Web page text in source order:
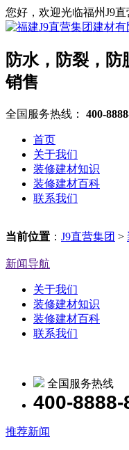
您好，欢迎光临福州J9
防水，防裂，
销售
全国服务热线： 400-
首页
关于我们
装修建材知识
装修建材百科
联系我们
当前位置 ： J9直营集团 >
新闻导航
关于我们
装修建材知识
装修建材百科
联系我们
全国服务热线
400-8888-
推荐新闻